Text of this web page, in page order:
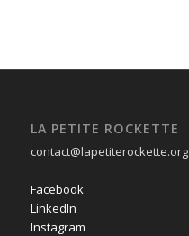
LA PETITE ROCKETTE
contact@lapetiterockette.org
Facebook
LinkedIn
Instagram